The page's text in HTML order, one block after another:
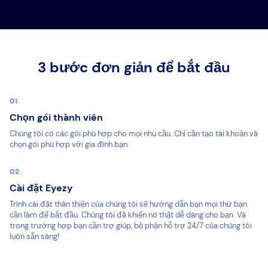
3 bước đơn giản để bắt đầu
Chọn gói thành viên
Chúng tôi có các gói phù hợp cho mọi nhu cầu. Chỉ cần tạo tài khoản và
chọn gói phù hợp với gia đình bạn.
Cài đặt Eyezy
Trình cài đặt thân thiện của chúng tôi sẽ hướng dẫn bạn mọi thứ bạn
cần làm để bắt đầu. Chúng tôi đã khiến nó thật dễ dàng cho bạn. Và
trong trường hợp bạn cần trợ giúp, bộ phận hỗ trợ 24/7 của chúng tôi
luôn sẵn sàng!